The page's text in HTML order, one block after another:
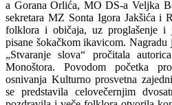
a Gorana Orlića, MO DS-a Veljka
sekretara MZ Sonta Igora Jakšića i
folklora i običaja, uz proglašenje i
pisane šokačkom ikavicom.
„Stvaranje slova“ pročitala
Monoštora. Povodom početka
osnivanja Kulturno prosvetna
se predstavila celovečernjim